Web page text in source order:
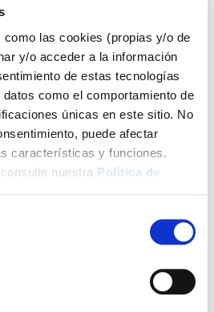
las cookies (propias y/o de
y/o acceder a la información
de estas tecnologías
como el comportamiento de
únicas en este sitio. No
puede afectar
características y funciones.
nuestra Política de
Envío a domicilio:
5 días hábiles
+ INFO